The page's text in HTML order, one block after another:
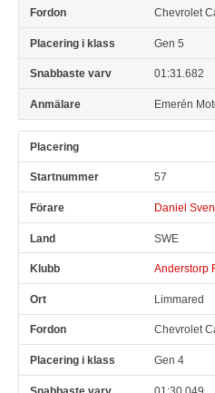
Chevrolet
Gen 5
01:31.682
Emerén
57
Daniel
SWE
Anderstorp
Limmared
Chevrolet
Gen 4
01:30.049